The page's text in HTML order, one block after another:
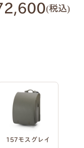
税込
157モスグレイ
を略称 明朝体
名前のみ 筆記体